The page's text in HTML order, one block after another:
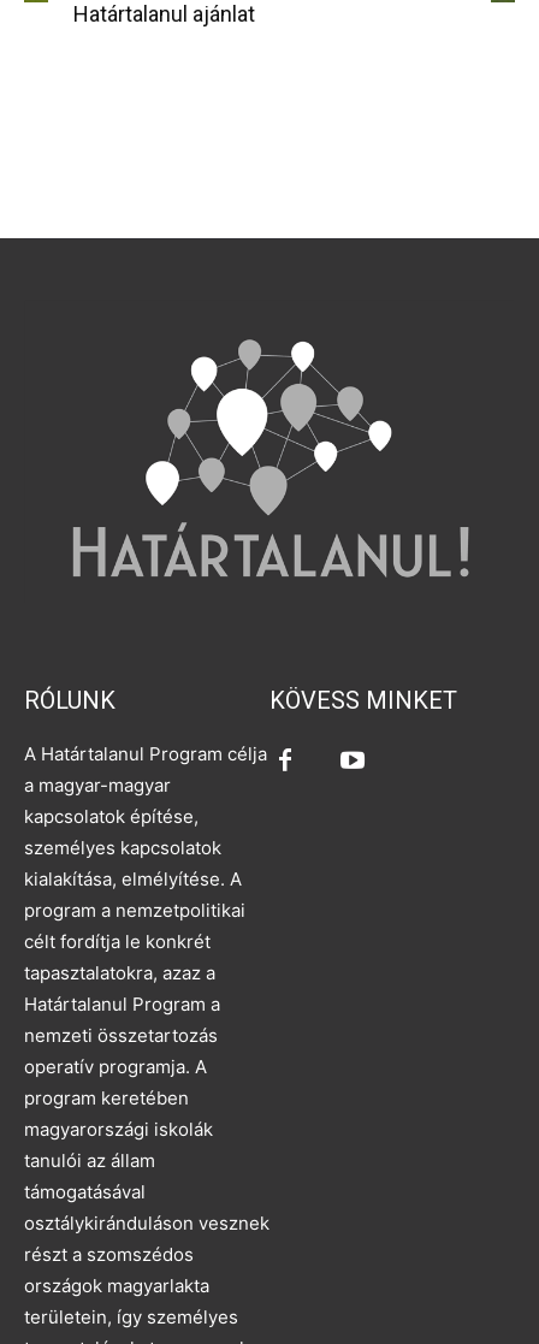
Határtalanul ajánlat
RÓLUNK
A Határtalanul Program célja
a magyar-magyar
kapcsolatok építése,
személyes kapcsolatok
kialakítása, elmélyítése. A
program a nemzetpolitikai
célt fordítja le konkrét
tapasztalatokra, azaz a
Határtalanul Program a
nemzeti összetartozás
operatív programja. A
program keretében
magyarországi iskolák
tanulói az állam
támogatásával
osztálykiránduláson vesznek
részt a szomszédos
országok magyarlakta
területein, így személyes
KÖVESS MINKET